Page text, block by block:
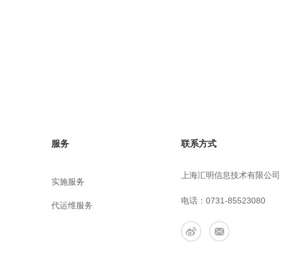
服务
实施服务
代运维服务
联系方式
上海汇明信息技术有限公司
电话：0731-85523080